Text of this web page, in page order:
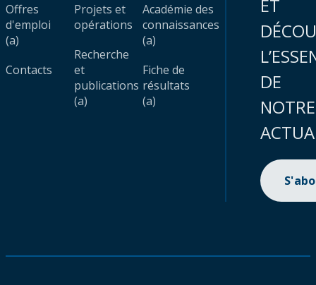
Offres
d'emploi
(a)
Contacts
Projets et
opérations
Recherche
et
publications
(a)
Académie des
connaissances
(a)
Fiche de
résultats
(a)
ET
DE
NOTRE